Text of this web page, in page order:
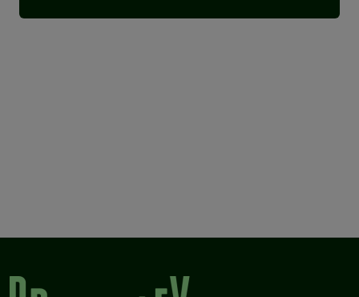
waardoor deze opstelling een echte blikvanger wordt in
grillaccessoires.